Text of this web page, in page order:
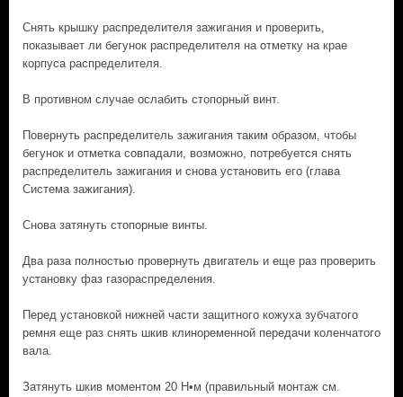
Снять крышку распределителя зажигания и проверить,
показывает ли бегунок распределителя на отметку на крае
корпуса распределителя.
В противном случае ослабить стопорный винт.
Повернуть распределитель зажигания таким образом, чтобы
бегунок и отметка совпадали, возможно, потребуется снять
распределитель зажигания и снова установить его (глава
Система зажигания).
Снова затянуть стопорные винты.
Два раза полностью провернуть двигатель и еще раз проверить
установку фаз газораспределения.
Перед установкой нижней части защитного кожуха зубчатого
ремня еще раз снять шкив клиноременной передачи коленчатого
вала.
Затянуть шкив моментом 20 Н•м (правильный монтаж см.